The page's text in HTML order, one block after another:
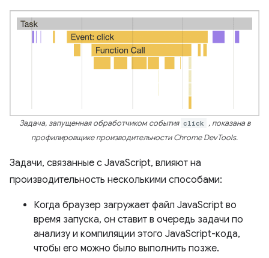
Задача, запущенная обработчиком события click , показана в
профилировщике производительности Chrome DevTools.
Задачи, связанные с JavaScript, влияют на
производительность несколькими способами:
Когда браузер загружает файл JavaScript во
время запуска, он ставит в очередь задачи по
анализу и компиляции этого JavaScript-кода,
чтобы его можно было выполнить позже.